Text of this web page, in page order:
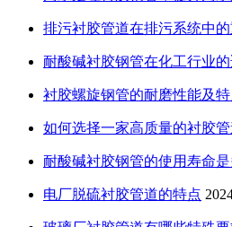
排污衬胶管道在排污系统中
耐酸碱衬胶钢管在化工行业
衬胶螺旋钢管的耐磨性能及特
如何选择一家高质量的衬胶
耐酸碱衬胶钢管的使用寿命是
电厂脱硫衬胶管道的特点